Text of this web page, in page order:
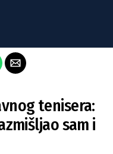
tenisera:
sam i